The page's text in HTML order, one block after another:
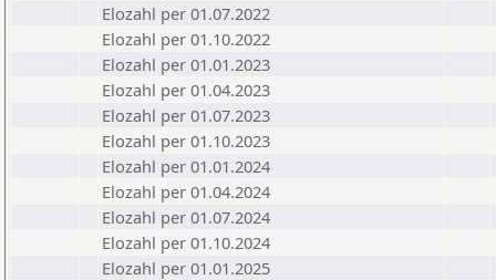
Elozahl per 01.07.2022
Elozahl per 01.10.2022
Elozahl per 01.01.2023
Elozahl per 01.04.2023
Elozahl per 01.07.2023
Elozahl per 01.10.2023
Elozahl per 01.01.2024
Elozahl per 01.04.2024
Elozahl per 01.07.2024
Elozahl per 01.10.2024
Elozahl per 01.01.2025